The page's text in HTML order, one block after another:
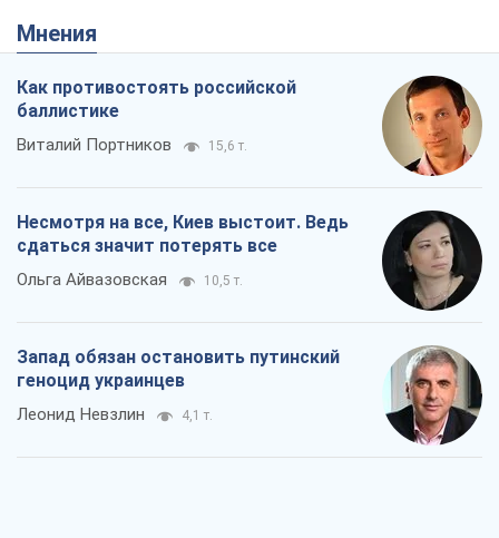
Мнения
Как противостоять российской
баллистике
Виталий Портников 15,6 т.
Несмотря на все, Киев выстоит. Ведь
сдаться значит потерять все
Ольга Айвазовская 10,5 т.
Запад обязан остановить путинский
геноцид украинцев
Леонид Невзлин 4,1 т.